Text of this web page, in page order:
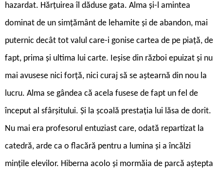
hazardat. Hărțuirea îl dăduse gata. Alma și-l amintea
dominat de un simțământ de lehamite și de abandon, mai
puternic decât tot valul care-i gonise cartea de pe piață, de
fapt, prima și ultima lui carte. Ieșise din război epuizat și nu
mai avusese nici forță, nici curaj să se aștearnă din nou la
lucru. Alma se gândea că acela fusese de fapt un fel de
început al sfârșitului. Și la școală prestația lui lăsa de dorit.
Nu mai era profesorul entuziast care, odată repartizat la
catedră, arde ca o flacără pentru a lumina și a încălzi
mințile elevilor. Hiberna acolo și mormăia de parcă aștepta